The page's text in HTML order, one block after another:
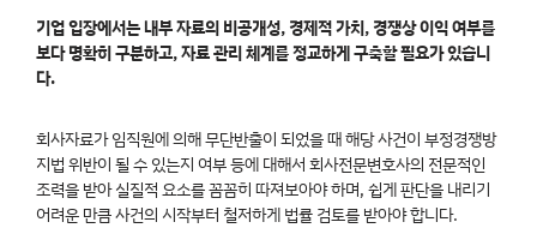
기업 입장에서는 내부 자료의 비공개성, 경제적 가치, 경쟁상 이익 여부를
보다 명확히 구분하고, 자료 관리 체계를 정교하게 구축할 필요가 있습니
다.
회사자료가 임직원에 의해 무단반출이 되었을 때 해당 사건이 부정경쟁방
지법 위반이 될 수 있는지 여부 등에 대해서 회사전문변호사의 전문적인
조력을 받아 실질적 요소를 꼼꼼히 따져보아야 하며, 쉽게 판단을 내리기
어려운 만큼 사건의 시작부터 철저하게 법률 검토를 받아야 합니다.